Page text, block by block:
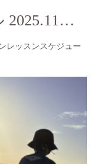
三浦涼サーフスクール 2025.11月のスケジュール
レッスンスケジュー